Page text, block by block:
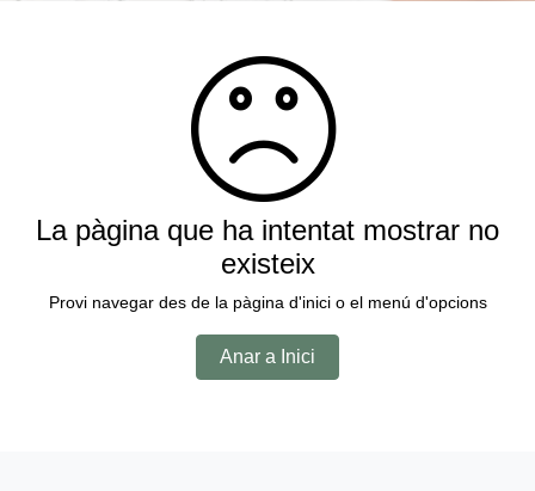
La pàgina que ha intentat mostrar no
existeix
Provi navegar des de la pàgina d'inici o el menú d'opcions
Anar a Inici